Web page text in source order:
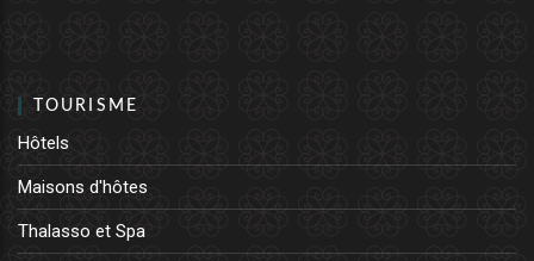
TOURISME
Hôtels
Maisons d'hôtes
Thalasso et Spa